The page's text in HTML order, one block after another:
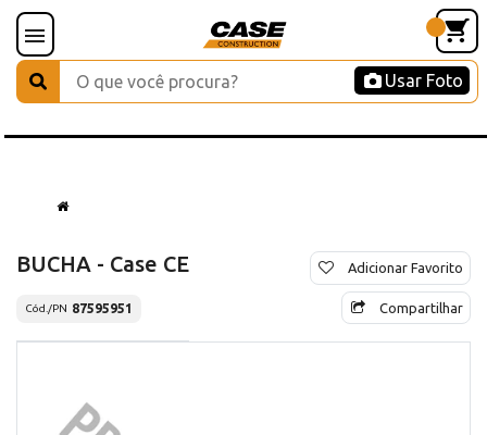
Usar Foto
BUCHA - Case CE
Cód./PN 87595951
Adicionar Favorito
Compartilhar